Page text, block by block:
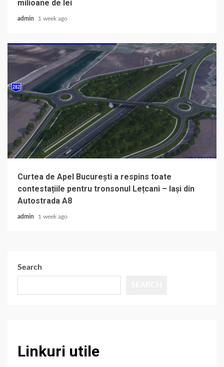
milioane de lei
admin 1 week ago
Curtea de Apel București a respins toate
contestațiile pentru tronsonul Lețcani – Iași din
Autostrada A8
admin 1 week ago
Search
Linkuri utile